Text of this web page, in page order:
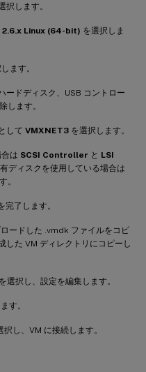
択します。
Linux (64-bit) を選択しま
ます。
ードディスク、USB コントロー
します。
して VMXNET3 を選択します。
は SCSI Controller と LSI
ディスクを使用している場合は
。
了します。
ードした .vmdk ファイルをコピ
た VM ディレクトリにコピーし
選択し、設定を編集します。
す。
し、VM に接続します。